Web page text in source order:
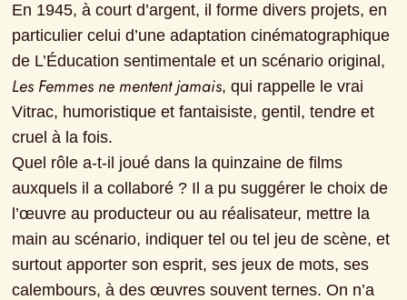
En 1945, à court d’argent, il forme divers projets, en
particulier celui d’une adaptation cinématographique
Les Femmes ne mentent jamais, qui rappelle le vrai
Vitrac, humoristique et fantaisiste, gentil, tendre et
cruel à la fois.
Quel rôle a-t-il joué dans la quinzaine de films
auxquels il a collaboré ? Il a pu suggérer le choix de
l’œuvre au producteur ou au réalisateur, mettre la
main au scénario, indiquer tel ou tel jeu de scène, et
surtout apporter son esprit, ses jeux de mots, ses
calembours, à des œuvres souvent ternes. On n’a